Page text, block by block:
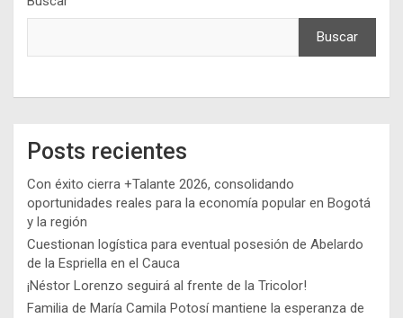
Buscar
Posts recientes
Con éxito cierra +Talante 2026, consolidando
oportunidades reales para la economía popular en Bogotá
y la región
Cuestionan logística para eventual posesión de Abelardo
de la Espriella en el Cauca
¡Néstor Lorenzo seguirá al frente de la Tricolor!
Familia de María Camila Potosí mantiene la esperanza de